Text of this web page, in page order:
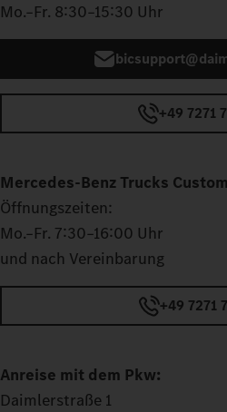
Mo.–Fr. 8:30–15:30 Uhr
+49 7271
Mercedes‑Benz Trucks
Öffnungszeiten:
Mo.–Fr. 7:30–16:00 Uhr
und nach Vereinbarung
+49 7271
Anreise mit dem Pkw:
Daimlerstraße 1